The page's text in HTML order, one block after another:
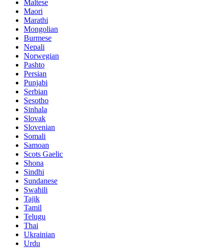
Maltese
Maori
Marathi
Mongolian
Burmese
Nepali
Norwegian
Pashto
Persian
Punjabi
Serbian
Sesotho
Sinhala
Slovak
Slovenian
Somali
Samoan
Scots Gaelic
Shona
Sindhi
Sundanese
Swahili
Tajik
Tamil
Telugu
Thai
Ukrainian
Urdu